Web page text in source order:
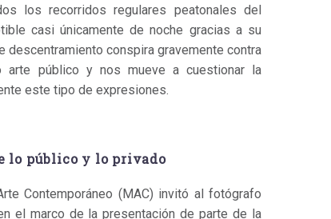
los recorridos regulares peatonales del
casi únicamente de noche gracias a su
descentramiento conspira gravemente contra
arte público y nos mueve a cuestionar la
este tipo de expresiones.
lo público y lo privado
Contemporáneo (MAC) invitó al fotógrafo
el marco de la presentación de parte de la